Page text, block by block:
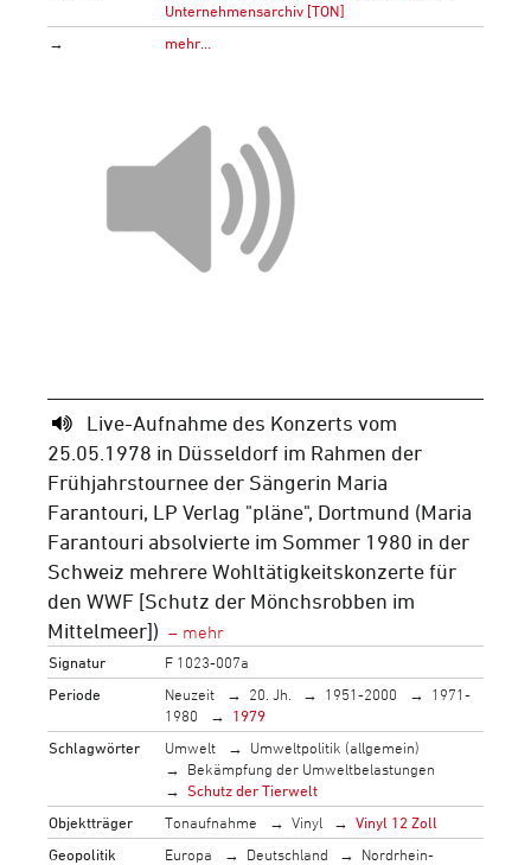
Unternehmensarchiv [TON]
→
mehr…
Live-Aufnahme des Konzerts vom
25.05.1978 in Düsseldorf im Rahmen der
Frühjahrstournee der Sängerin Maria
Farantouri, LP Verlag "pläne", Dortmund (Maria
Farantouri absolvierte im Sommer 1980 in der
Schweiz mehrere Wohltätigkeitskonzerte für
den WWF [Schutz der Mönchsrobben im
Mittelmeer])
Signatur
F 1023-007a
Periode
Neuzeit 20. Jh. 1951-2000
1971-
1980
1979
Schlagwörter
Umwelt
Umweltpolitik (allgemein)
Bekämpfung der Umweltbelastungen
Schutz der Tierwelt
Objektträger
Tonaufnahme Vinyl
Vinyl 12 Zoll
Geopolitik
Europa Deutschland
Nordrhein-